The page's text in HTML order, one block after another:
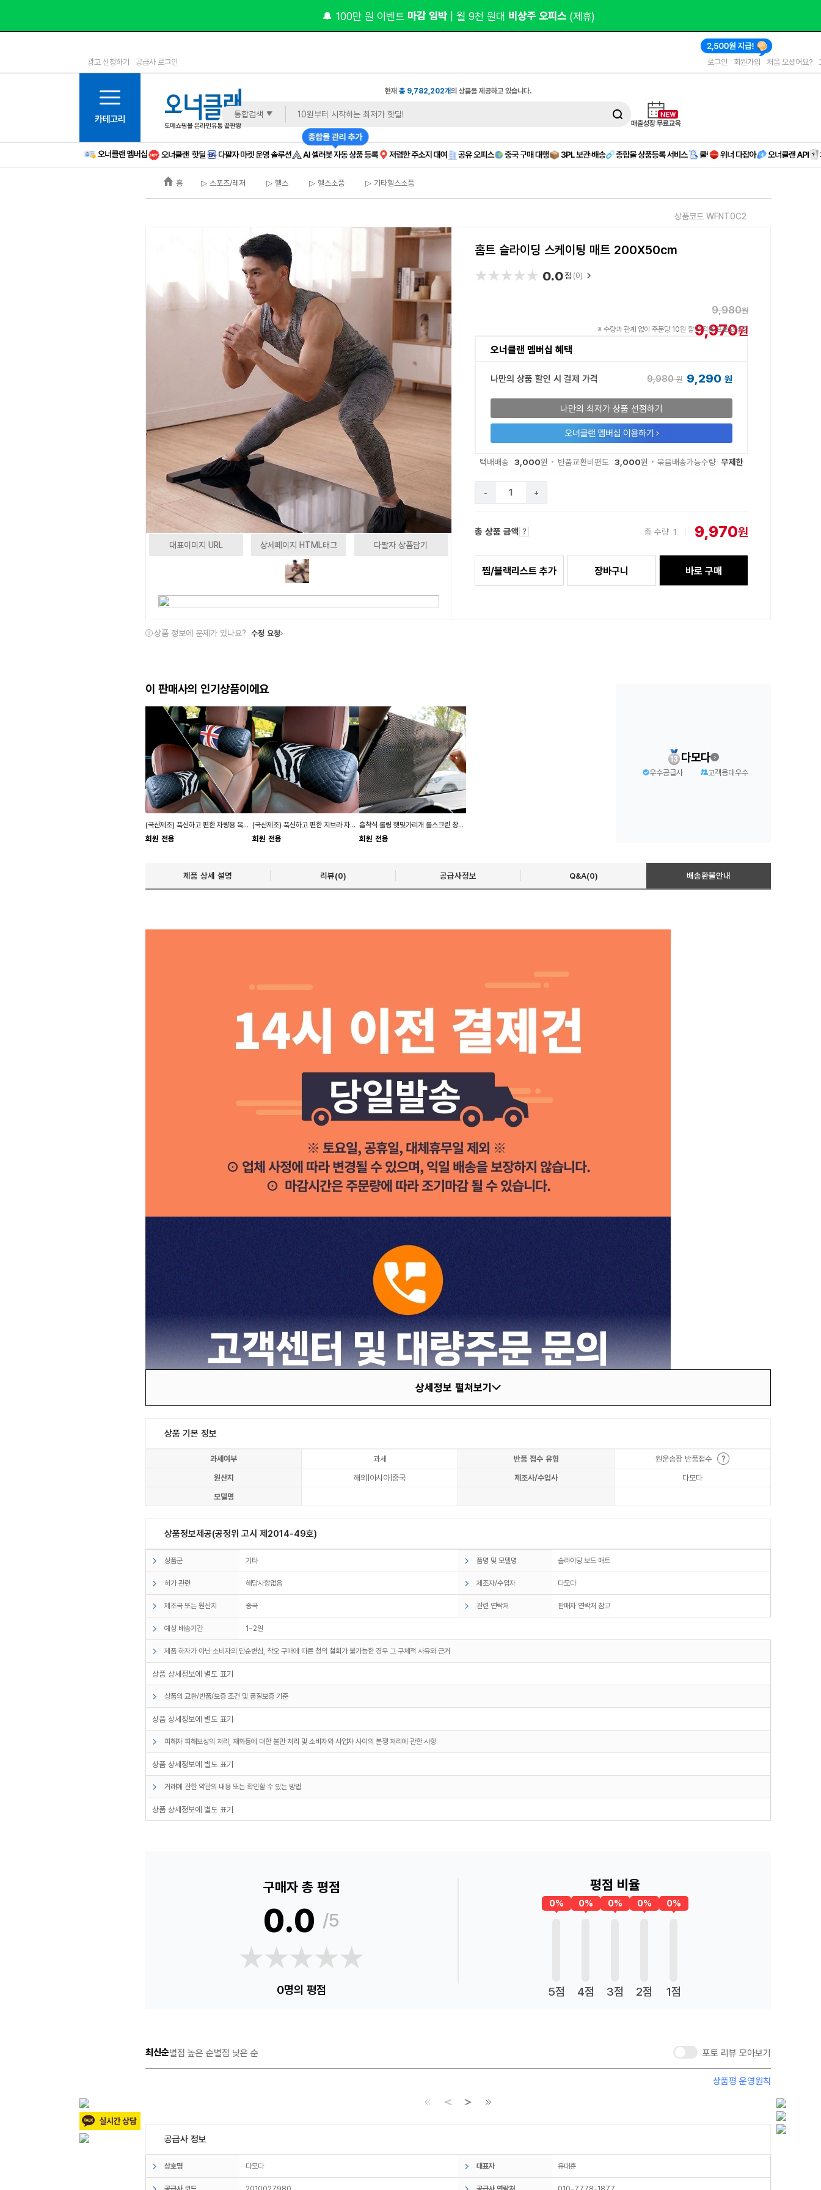
1등급
6등급
11등급
12등급
15등급
16등급
상품 사진 1장만 있으면❓ 모델컷/쇼츠까지 무료 제작 (AD)
광고 신청하기 공급사 로그인 로그인 회원가입 처음 오셨어요?
현재총 9,782,202개의 상품을 제공하고 있습니다.
통합검색
홈 ▷ 스포츠/레저 ▷ 헬스 ▷ 헬스소품 ▷ 기타헬스소품
상품코드 WFNT0C2
대표이미지 URL 상세페이지 HTML태그 다팔자 상품담기
홈트 슬라이딩 스케이팅 매트 200X50cm
★★★★★
★★★★★ 0.0점 (0)
9,980원
9,970원
※ 수량과 관계 없이 주문당 10원 할인 적용 프로모션 중
오너클랜 멤버십 혜택
나만의 상품 할인 시 결제 가격 9,980원 9,290 원
나만의 최저가 상품 선점하기
택배배송 3,000원 반품교환비편도 3,000원 묶음배송가능수량 무제한
- +
총 상품 금액 총 수량 1 9,970원
찜/블랙리스트 추가 장바구니 바로 구매
상품 정보에 문제가 있나요? 수정 요청
이 판매사의 인기상품이에요
(국산제조) 푹신하고 편한 차량용 목쿠션 목베게 2종
회원 전용
(국산제조) 푹신하고 편한 지브라 차량용 목쿠션
회원 전용
흡착식 롤링 햇빛가리개 롤스크린 창문 햇빛차단
회원 전용
다모다
우수공급사 고객응대우수
제품 상세 설명 리뷰(0) 공급사정보 Q&A(0) 배송환불안내
상세정보 펼쳐보기
상품 기본 정보
과세여부 과세 반품 접수 유형
원운송장 반품접수
원산지
해외|아시아|중국 제조사/수입사
다모다
모델명
상품정보제공(공정위 고시 제2014-49호)
상품군 기타 품명 및 모델명 슬라이딩 보드 매트
허가 관련 해당사항없음 제조자/수입자 다모다
제조국 또는 원산지 중국 관련 연락처 판매자 연락처 참고
예상 배송기간 1~2일
제품 하자가 아닌 소비자의 단순변심, 착오 구매에 따른 청약 철회가 불가능한 경우 그 구체적 사유와 근거
상품 상세정보에 별도 표기
상품의 교환/반품/보증 조건 및 품질보증 기준
상품 상세정보에 별도 표기
피해자 피해보상의 처리, 재화등에 대한 불만 처리 및 소비자와 사업자 사이의 분쟁 처리에 관한 사항
상품 상세정보에 별도 표기
거래에 관한 약관의 내용 또는 확인할 수 있는 방법
상품 상세정보에 별도 표기
구매자 총 평점
0.0 /5
★★★★★
★★★★★
0명의 평점
평점 비율
0%
5점
0%
4점
0%
3점
0%
2점
0%
1점
최신순별점 높은 순별점 낮은 순 포토 리뷰 모아보기
상품평 운영원칙
공급사 정보
상호명 다모다 대표자 유대훈